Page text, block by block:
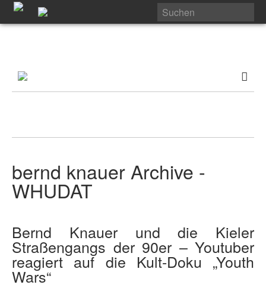
bernd knauer Archive -
WHUDAT
Bernd Knauer und die Kieler
Straßengangs der 90er – Youtuber
reagiert auf die Kult-Doku „Youth
Wars“